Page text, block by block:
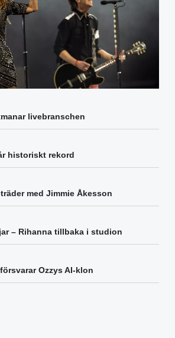
livebranschen
historiskt rekord
med Jimmie Åkesson
– Rihanna tillbaka i studion
Ozzys AI-klon